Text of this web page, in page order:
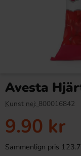
Avesta
Kunst nej: 800016842
9.90 kr
Sammenlign pris